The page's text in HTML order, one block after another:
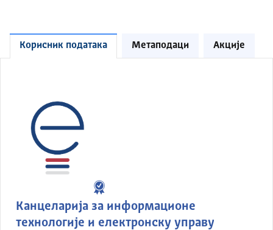
Корисник података Метаподаци Акције
Канцеларија за информационе
технологије и електронску управу